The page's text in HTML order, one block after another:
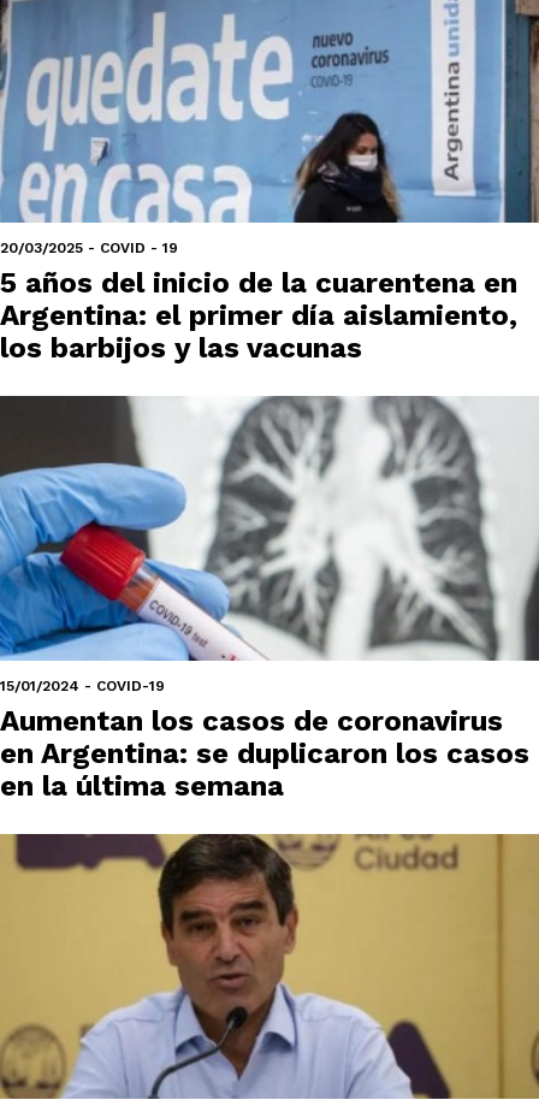
20/03/2025 - COVID - 19
5 años del inicio de la cuarentena en
Argentina: el primer día aislamiento,
los barbijos y las vacunas
15/01/2024 - COVID-19
Aumentan los casos de coronavirus
en Argentina: se duplicaron los casos
en la última semana